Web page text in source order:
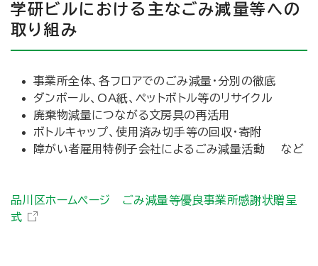
学研ビルにおける主なごみ減量等への
取り組み
事業所全体、各フロアでのごみ減量・分別の徹底
ダンボール、OA紙、ペットボトル等のリサイクル
廃棄物減量につながる文房具の再活用
ボトルキャップ、使用済み切手等の回収・寄附
障がい者雇用特例子会社によるごみ減量活動 など
品川区ホームページ ごみ減量等優良事業所感謝状贈呈
式